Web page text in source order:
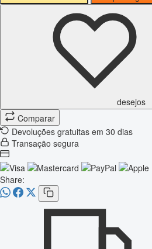
desejos
Comparar
Devoluções gratuitas em 30 dias
Transação segura
Share: